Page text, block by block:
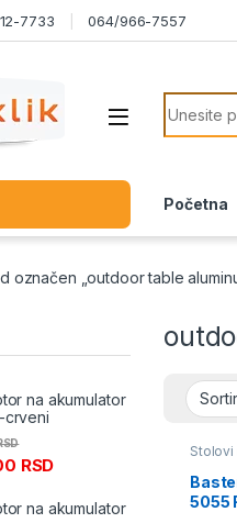
7733 064/966-7557
Search
Početna
označen „outdoor table
5055
na akumulator
crveni
RSD
na akumulator